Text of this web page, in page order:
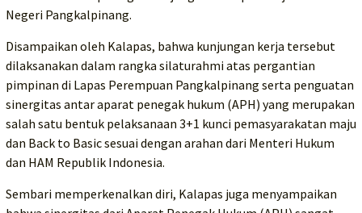
Negeri Pangkalpinang.
Disampaikan oleh Kalapas, bahwa kunjungan kerja tersebut
dilaksanakan dalam rangka silaturahmi atas pergantian
pimpinan di Lapas Perempuan Pangkalpinang serta penguatan
sinergitas antar aparat penegak hukum (APH) yang merupakan
salah satu bentuk pelaksanaan 3+1 kunci pemasyarakatan maju
dan Back to Basic sesuai dengan arahan dari Menteri Hukum
dan HAM Republik Indonesia.
Sembari memperkenalkan diri, Kalapas juga menyampaikan